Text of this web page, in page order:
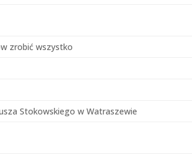
zrobić wszystko
Stokowskiego w Watraszewie